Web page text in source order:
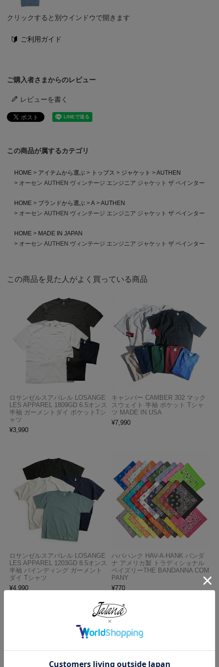
クリックすると別ウインドウで開きます
ご利用ガイド
ご購入者さまからのレビュー
レビューを書く
この商品が属するカテゴリ
HOME アイテムから選ぶ トップス ジャケット
AUTHEN
オーセン AUTHEN ヴィンテージ エンジニア ジャケット ザ ペインター
HOME ブランドから選ぶ A
AUTHEN
オーセン AUTHEN ヴィンテージ エンジニア ジャケット ザ ペインター
HOME
MADE IN JAPAN
オーセン AUTHEN ヴィンテージ エンジニア ジャケット ザ ペインター
この商品を見た人がよく買っている商品
ロサンゼルスアパレル LOSANGE
LES APPAREL 1809GD 6.5オンス
半袖 ガーメントダイ ポケットTシ
ャツ
¥3,990
キャンバー CAMBER 302 マック
スウェイト 半袖 ポケット Tシャ
ツ MADE IN USA
¥7,990
ロサンゼルスアパレル LOSANGE
LES APPAREL 1203GD 8.5オンス
半袖 バインディング ガーメント
ダイ Tシャツ
¥4,990
ハバハンク HAV-A-HANK バンダ
ナ アメリカ製 トラディショナル
ペイズリーTHE BANDANNA COM
PANY
¥770